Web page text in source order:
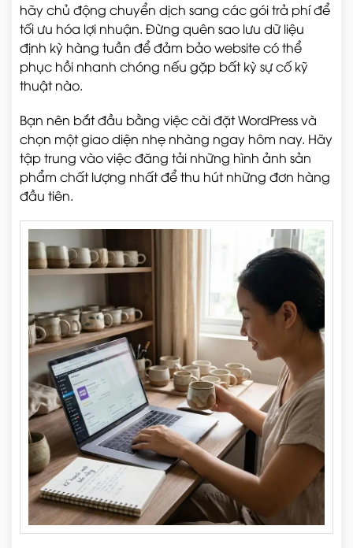
hãy chủ động chuyển dịch sang các gói trả phí để
tối ưu hóa lợi nhuận. Đừng quên sao lưu dữ liệu
định kỳ hàng tuần để đảm bảo website có thể
phục hồi nhanh chóng nếu gặp bất kỳ sự cố kỹ
thuật nào.
Bạn nên bắt đầu bằng việc cài đặt WordPress và
chọn một giao diện nhẹ nhàng ngay hôm nay. Hãy
tập trung vào việc đăng tải những hình ảnh sản
phẩm chất lượng nhất để thu hút những đơn hàng
đầu tiên.